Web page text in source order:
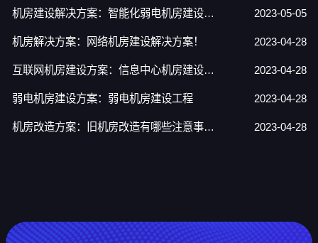
2023-05-05
机房建设解决方案：智能化弱电机房建设解决方案简述
2023-04-28
机房解决方案：网络机房建设解决方案！
2023-04-28
互联网机房建设方案：信息中心机房建设方案
2023-04-28
弱电机房建设方案：弱电机房建设工程
2023-04-28
机房改造方案：旧机房改造有哪些注意事项？